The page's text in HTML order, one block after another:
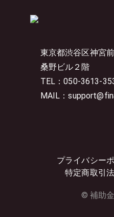
東京都渋谷区神宮
桑野ビル２階
TEL：050-3613-
MAIL：
プライバシー
特定商取引
© 補助